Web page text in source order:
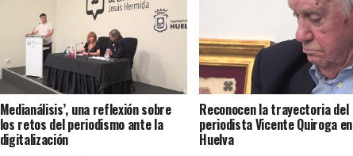
Medianálisis’, una reflexión sobre
los retos del periodismo ante la
digitalización
Reconocen la trayectoria del
periodista Vicente Quiroga en
Huelva